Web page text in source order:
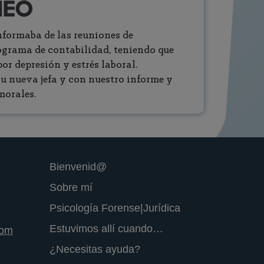
de las reuniones de
de contabilidad, teniendo que
depresión y estrés laboral.
nueva jefa y con nuestro informe y
Bienvenid@
Sobre mí
Psicología Forense|Jurídica
Estuvimos allí cuando…
¿Necesitas ayuda?